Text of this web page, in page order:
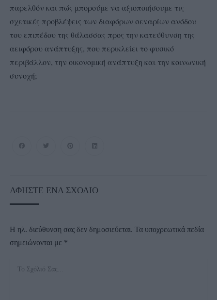
παρελθόν και πώς μπορούμε να αξιοποιήσουμε τις
σχετικές προβλέψεις των διαφόρων σεναρίων ανόδου
του επιπέδου της θάλασσας προς την κατεύθυνση της
αειφόρου ανάπτυξης, που περικλείει το φυσικό
περιβάλλον, την οικονομική ανάπτυξη και την κοινωνική
συνοχή;
ΑΦΉΣΤΕ ΈΝΑ ΣΧΌΛΙΟ
Η ηλ. διεύθυνση σας δεν δημοσιεύεται. Τα υποχρεωτικά πεδία
σημειώνονται με *